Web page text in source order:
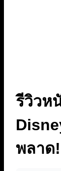
รีวิวห
พลาด!